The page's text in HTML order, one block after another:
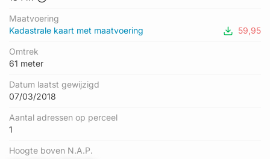
Maatvoering
Kadastrale kaart met maatvoering
59,95
Omtrek
61 meter
Datum laatst gewijzigd
07/03/2018
Aantal adressen op perceel
1
Hoogte boven N.A.P.